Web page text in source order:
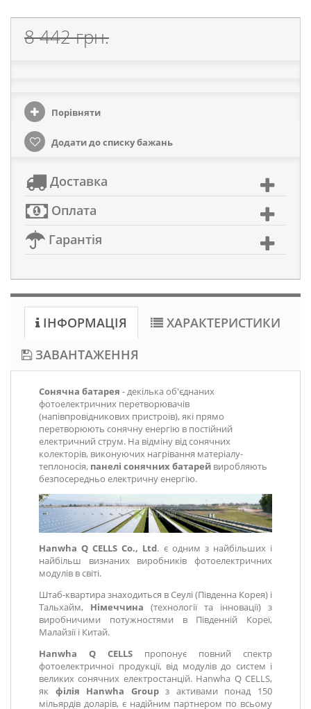
8 442 грн.
Порівняти
Додати до списку бажань
Доставка
Оплата
Гарантія
ІНФОРМАЦІЯ
ХАРАКТЕРИСТИКИ
ЗАВАНТАЖЕННЯ
Сонячна батарея - декілька об'єднаних
фотоелектричних перетворювачів
(напівпровідникових пристроїв), які прямо
перетворюють сонячну енергію в постійний
електричний струм. На відміну від сонячних
колекторів, виконуючих нагрівання матеріалу-
теплоносія, панелі сонячних батарей виробляють
безпосередньо електричну енергію.
Hanwha Q CELLS Co., Ltd. є одним з найбільших і
найбільш визнаних виробників фотоелектричних
модулів в світі.
Штаб-квартира знаходиться в Сеулі (Південна Корея) і
Тальхайм, Німеччина (технології та інновації) з
виробничими потужностями в Південній Кореї,
Малайзії і Китай.
Hanwha Q CELLS пропонує повний спектр
фотоелектричної продукції, від модулів до систем і
великих сонячних електростанцій. Hanwha Q CELLS,
як філія Hanwha Groupз активами понад 150
мільярдів доларів, є надійним партнером по всьому